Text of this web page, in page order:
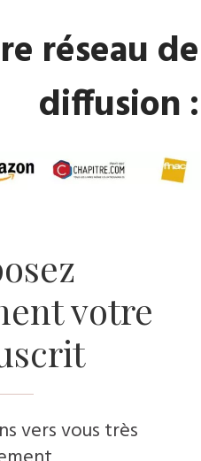
réseau de
diffusion :
votre
vers vous très